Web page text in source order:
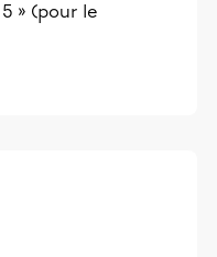
» (pour le